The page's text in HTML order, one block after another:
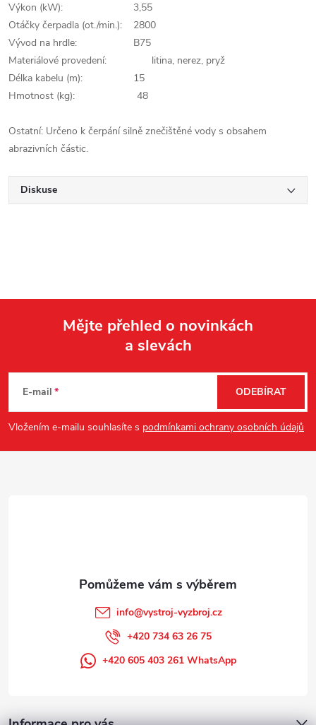
Výkon (kW): 3,55
Otáčky čerpadla (ot./min.): 2800
Vývod na hrdle: B75
Materiálové provedení: litina, nerez, pryž
Délka kabelu (m): 15
Hmotnost (kg): 48
Ostatní: Určeno k čerpání silně znečištěné vody s obsahem
abrazivních částic.
Diskuse
p
a
Mějte přehled o novinkách
a slevách
E-mail
Vložením e-mailu souhlasíte s podmínkami ochrany osobních údajů
ODEBÍRAT
info@vystroj-vyzbroj.cz
+420 734 63 26 75
+420 605 403 261 WhatsApp